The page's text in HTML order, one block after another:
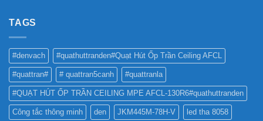
QUẢNG
CÁO?
TỐT
NHẤT
?
TAGS
#denvach #quathuttranden#Quạt Hút Ốp Trần Ceiling AFCL
#quattran# # quattran5canh #quattranla
#QUẠT HÚT ỐP TRẦN CEILING MPE AFCL-130R6#quathuttranden
Công tắc thông minh den JKM445M-78H-V led tha 8058